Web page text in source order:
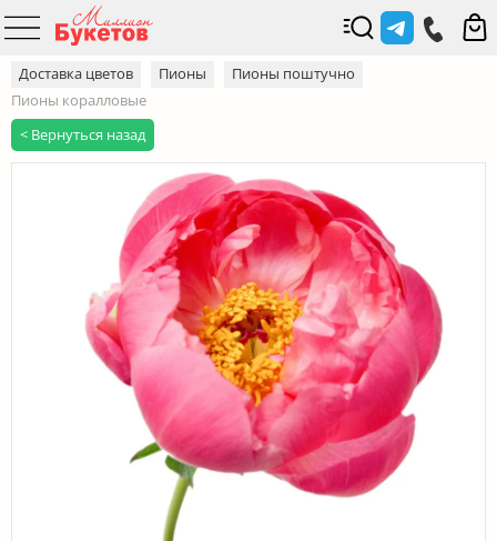
Доставка цветов Пионы
Пионы поштучно
Пионы коралловые
< Вернуться назад